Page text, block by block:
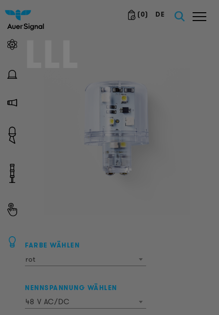
(0) DE
FARBE WÄHLEN
rot
NENNSPANNUNG WÄHLEN
48 V AC/DC